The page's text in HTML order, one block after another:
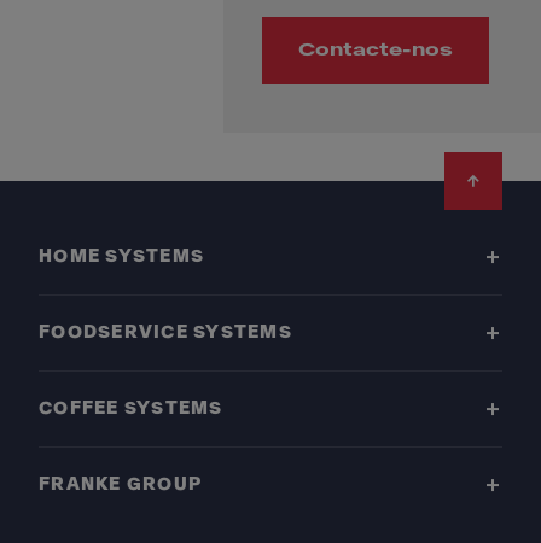
Contacte-nos
HOME SYSTEMS
FOODSERVICE SYSTEMS
COFFEE SYSTEMS
FRANKE GROUP